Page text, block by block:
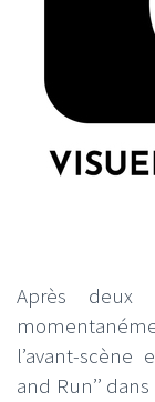
Après deux
l’avant-scène
and Run’’